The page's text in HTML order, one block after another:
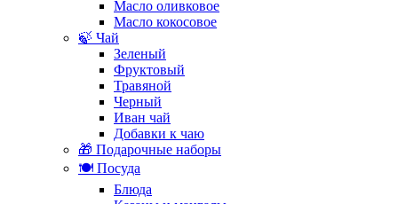
Масло оливковое
Масло кокосовое
🍃 Чай
Зеленый
Фруктовый
Травяной
Черный
Иван чай
Добавки к чаю
🎁 Подарочные наборы
🍽️ Посуда
Блюда